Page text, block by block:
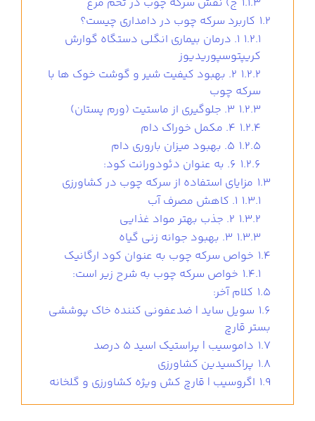
1.2 کاربرد سرکه چوب در دامداری چیست؟
1.2.1 1. درمان بیماری انگلی دستگاه گوارش
کریپتوسپوریدیوز
1.2.2
2. بهبود کیفیت شیر و گوشت خوک ها با
سرکه چوب
1.2.3 3. جلوگیری از ماستیت (ورم پستان)
1.2.4 4. مکمل خوراک دام
1.2.5 5. بهبود میزان باروری دام
1.2.6 6. به عنوان دئودورانت کود:
1.3 مزایای استفاده از سرکه چوب در کشاورزی
1.3.1 1. کاهش مصرف آب
1.3.2 2. جذب بهتر مواد غذایی
1.3.3 3. بهبود جوانه زنی گیاه
1.4 خواص سرکه چوب به عنوان کود ارگانیک
1.4.1 خواص سرکه چوب به شرح زیر است:
1.5 کلام آخر:
1.6 سویل ساید | ضدعفونی کننده خاک پوششی
بستر قارچ
1.7 داموسیب | پراستیک اسید 5 درصد
1.8 پراکسیدین کشاورزی
1.9 اگروسیب | قارچ کش ویژه کشاورزی و گلخانه